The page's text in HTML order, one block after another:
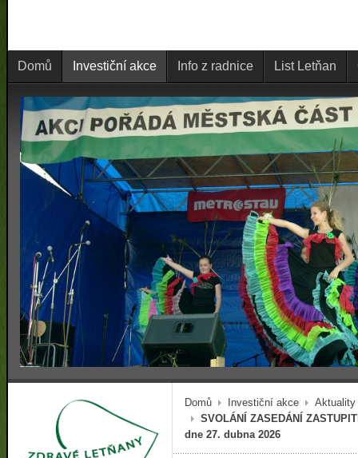
Domů Investiční akce Info z radnice List Letňan
Domů Investiční akce
Aktuality
SVOLÁNÍ ZASEDÁNÍ
dne 27. dubna 2026